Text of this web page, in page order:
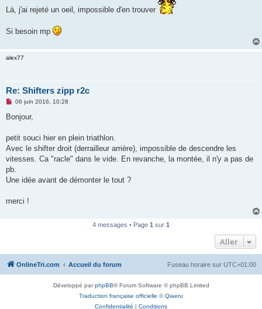
Là, j'ai rejeté un oeil, impossible d'en trouver
Si besoin mp
alex77
Re: Shifters zipp r2c
M
s
g
n
o
l
u
06 juin 2016, 10:28
Bonjour,
petit souci hier en plein triathlon.
Avec le shifter droit (derrailleur arrière), impossible de descendre les
vitesses. Ca "racle" dans le vide. En revanche, la montée, il n'y a pas de
pb.
Une idée avant de démonter le tout ?
merci !
4 messages • Page 1 sur 1
Aller
OnlineTri.com Accueil du forum Fuseau horaire sur UTC+01:00
Développé parphpBB® Forum Software © phpBB Limited
Traduction française officielle ©Qiaeru
Confidentialité | Conditions